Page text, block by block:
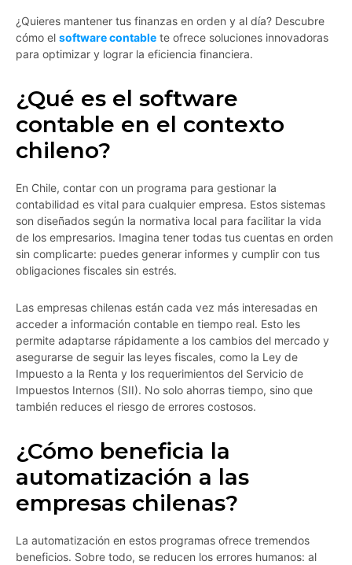
¿Quieres mantener tus finanzas en orden y al día? Descubre
cómo el software contable te ofrece soluciones innovadoras
para optimizar y lograr la eficiencia financiera.
¿Qué es el software
contable en el contexto
chileno?
En Chile, contar con un programa para gestionar la
contabilidad es vital para cualquier empresa. Estos sistemas
son diseñados según la normativa local para facilitar la vida
de los empresarios. Imagina tener todas tus cuentas en orden
sin complicarte: puedes generar informes y cumplir con tus
obligaciones fiscales sin estrés.
Las empresas chilenas están cada vez más interesadas en
acceder a información contable en tiempo real. Esto les
permite adaptarse rápidamente a los cambios del mercado y
asegurarse de seguir las leyes fiscales, como la Ley de
Impuesto a la Renta y los requerimientos del Servicio de
Impuestos Internos (SII). No solo ahorras tiempo, sino que
también reduces el riesgo de errores costosos.
¿Cómo beneficia la
automatización a las
empresas chilenas?
La automatización en estos programas ofrece tremendos
beneficios. Sobre todo, se reducen los errores humanos: al